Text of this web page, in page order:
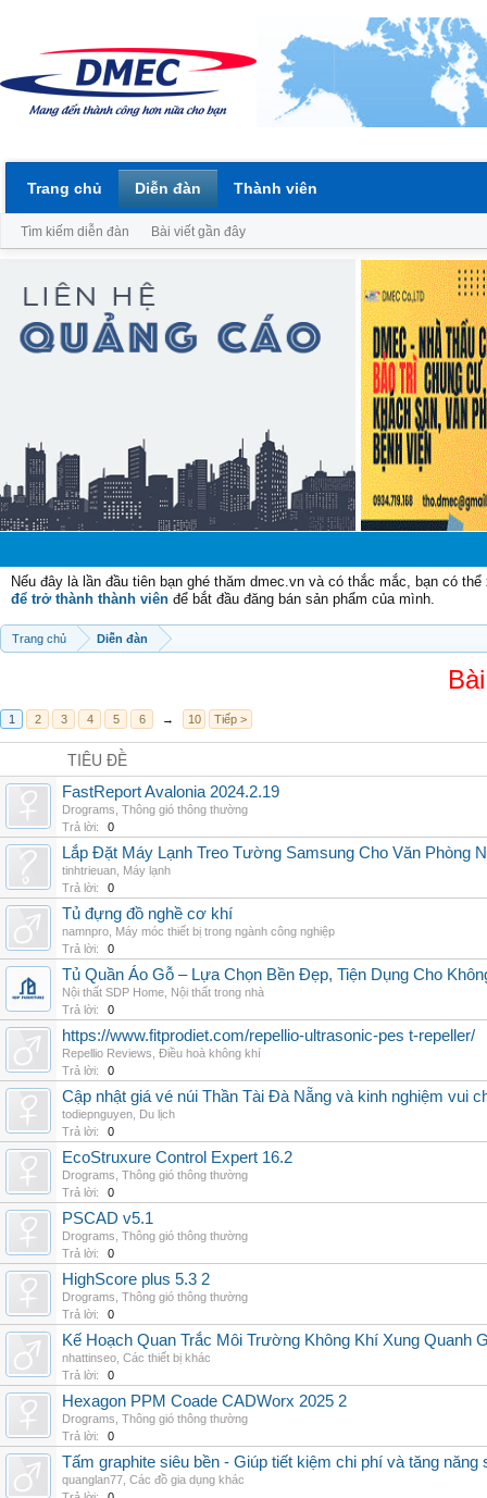
Nếu đây là lần đầu tiên bạn ghé thăm dmec.vn và có thắc mắc, bạn có
để trở thành thành viên để bắt đầu đăng bán sản phẩm của mình.
Trang chủ Diễn đàn
1 2 3 4 5 6 → 10 Tiếp >
TIÊU ĐỀ
FastReport Avalonia 2024.2.19
Drograms Thông gió thông thường
Trả lời:
0
Lắp Đặt Máy Lạnh Treo Tường Samsung Cho Văn Phòng
tinhtrieuan Máy lạnh
Trả lời:
0
Tủ đựng đồ nghề cơ khí
namnpro Máy móc thiết bị trong ngành công nghiệp
Trả lời:
0
Tủ Quần Áo Gỗ – Lựa Chọn Bền Đẹp, Tiện Dụng Cho
Nội thất SDP Home Nội thất trong nhà
Trả lời:
0
https://www.fitprodiet.com/repellio-ultrasonic-pes t-repeller/
Repellio Reviews Điều hoà không khí
Trả lời:
0
Cập nhật giá vé núi Thần Tài Đà Nẵng và kinh nghiệm vui
todiepnguyen Du lịch
Trả lời:
0
EcoStruxure Control Expert 16.2
Drograms Thông gió thông thường
Trả lời:
0
PSCAD v5.1
Drograms Thông gió thông thường
Trả lời:
0
HighScore plus 5.3 2
Drograms Thông gió thông thường
Trả lời:
0
Kế Hoạch Quan Trắc Môi Trường Không Khí Xung Quanh
nhattinseo Các thiết bị khác
Trả lời:
0
Hexagon PPM Coade CADWorx 2025 2
Drograms Thông gió thông thường
Trả lời:
0
Tấm graphite siêu bền - Giúp tiết kiệm chi phí và tăng năng
quanglan77 Các đồ gia dụng khác
Trang chủ Diễn đàn
Tìm kiếm diễn đàn Bài viết gần đây
Thành viên